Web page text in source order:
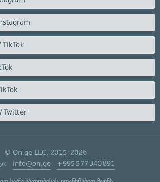
TikTok
Twitter
© On.ge LLC, 2015–2026
info@on.ge +995 577 340 891